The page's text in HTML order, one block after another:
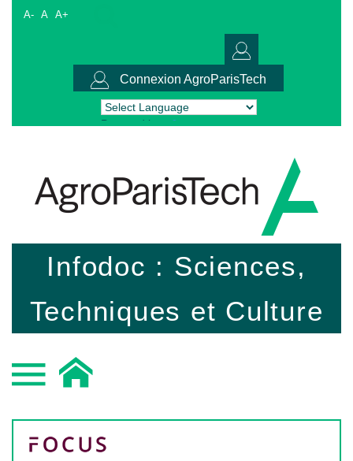
A- A A+
Connexion AgroParisTech
Powered by Translate
Infodoc : Sciences,
Techniques et Culture